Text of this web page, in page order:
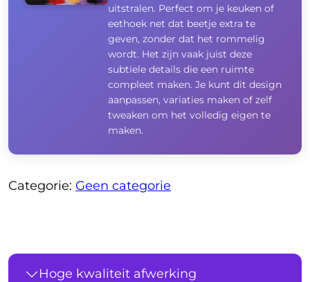
uitstralen. Perfect om je keuken of
eethoek net dat beetje extra te
geven, zonder dat het rommelig
wordt. Het zijn vaak juist deze
subtiele details die een ruimte
compleet maken. Je kunt dit design
aanpassen, variaties maken of zelf
tweaken om het volledig eigen te
maken.
Categorie: Geen categorie
Hoge kwaliteit afwerking